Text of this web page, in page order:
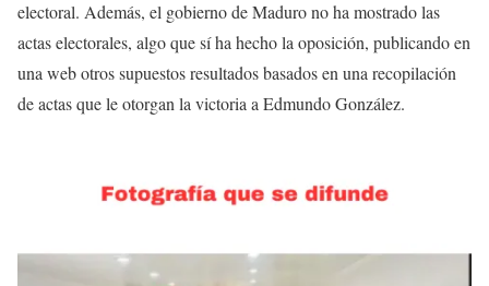
electoral. Además, el gobierno de Maduro no ha mostrado las
actas electorales, algo que sí ha hecho la oposición, publicando en
una web otros supuestos resultados basados en una recopilación
de actas que le otorgan la victoria a Edmundo González.